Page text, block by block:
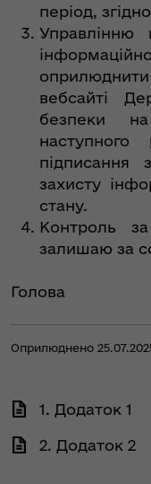
період,
Управлінню
вебсайті
безпеки
підписання
захисту
стану.
Контроль
залишаю за
Голова
Оприлюднено
1. Додаток 1
2. Додаток 2